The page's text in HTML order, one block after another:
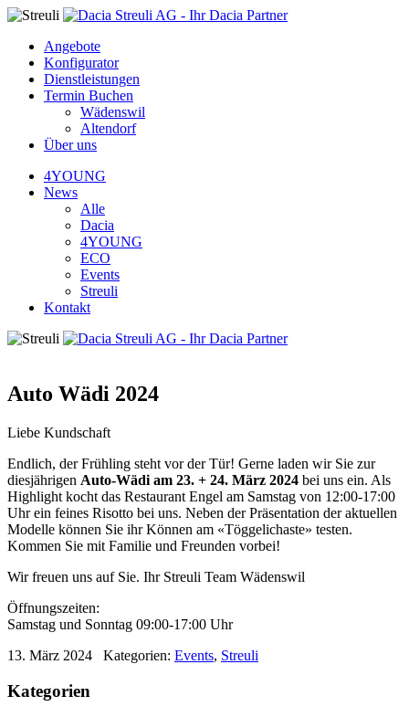
Angebote
Konfigurator
Dienstleistungen
Termin Buchen
Wädenswil
Altendorf
Über uns
4YOUNG
News
Alle
Dacia
4YOUNG
ECO
Events
Streuli
Kontakt
Auto Wädi 2024
Liebe Kundschaft
Endlich, der Frühling steht vor der Tür! Gerne laden wir Sie zur
diesjährigen Auto-Wädi am 23. + 24. März 2024 bei uns ein. Als
Highlight kocht das Restaurant Engel am Samstag von 12:00-17:00
Uhr ein feines Risotto bei uns. Neben der Präsentation der aktuellen
Modelle können Sie ihr Können am «Töggelichaste» testen.
Kommen Sie mit Familie und Freunden vorbei!
Wir freuen uns auf Sie. Ihr Streuli Team Wädenswil
Öffnungszeiten:
Samstag und Sonntag 09:00-17:00 Uhr
13. März 2024
Kategorien: Events, Streuli
Kategorien